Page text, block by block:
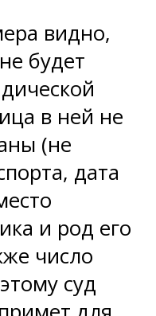
видно,
будет
в ней не
(не
дата
и род его
число
суд